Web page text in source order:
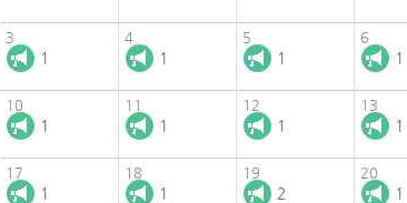
3
1
4
1
5
1
6
1
10
1
11
1
12
1
13
1
17
1
18
1
19
2
20
1